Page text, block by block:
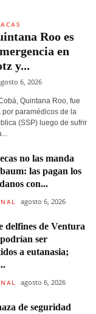
Roo es
en
y...
6, 2026
Quintana Roo, fue
paramédicos de la
(SSP) luego de sufrir
no las manda
las pagan los
con...
agosto 6, 2026
delfines de Ventura
ser
a eutanasia;
agosto 6, 2026
de seguridad